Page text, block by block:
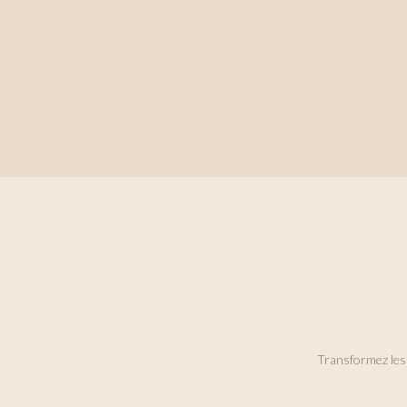
Transformez